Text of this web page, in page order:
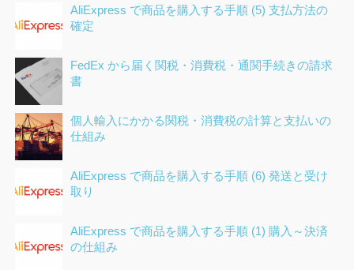
AliExpress で商品を購入する手順 (5) 支払方法の
確定
FedEx から届く関税・消費税・通関手続きの請求
書
個人輸入にかかる関税・消費税の計算と支払いの
仕組み
AliExpress で商品を購入する手順 (6) 発送と受け
取り
AliExpress で商品を購入する手順 (1) 購入～決済
の仕組み